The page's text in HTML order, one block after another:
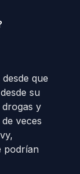
que
su
drogas y
veces
podrían